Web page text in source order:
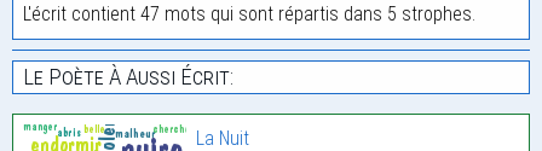
L'écrit contient 47 mots qui sont répartis dans 5 strophes.
Le Poète À Aussi Écrit:
La Nuit